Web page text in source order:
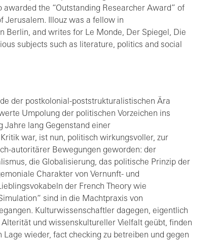
awarded the “Outstanding Researcher Award” of
Jerusalem. Illouz was a fellow in
Berlin, and writes for Le Monde, Der Spiegel, Die
subjects such as literature, politics and social
der postkolonial-poststrukturalistischen Ära
Umpolung der politischen Vorzeichen ins
Jahre lang Gegenstand einer
war, ist nun, politisch wirkungsvoller, zur
autoritärer Bewegungen geworden: der
die Globalisierung, das politische Prinzip der
Charakter von Vernunft- und
der French Theory wie
sind in die Machtpraxis von
Kulturwissenschaftler dagegen, eigentlich
und wissenskultureller Vielfalt geübt, finden
Lage wieder, fact checking zu betreiben und gegen